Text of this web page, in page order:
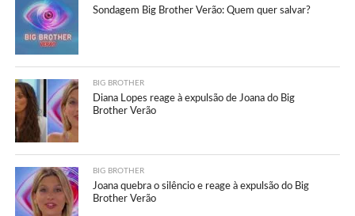
Sondagem Big Brother Verão: Quem quer salvar?
BIG BROTHER
Diana Lopes reage à expulsão de Joana do Big
Brother Verão
BIG BROTHER
Joana quebra o silêncio e reage à expulsão do Big
Brother Verão